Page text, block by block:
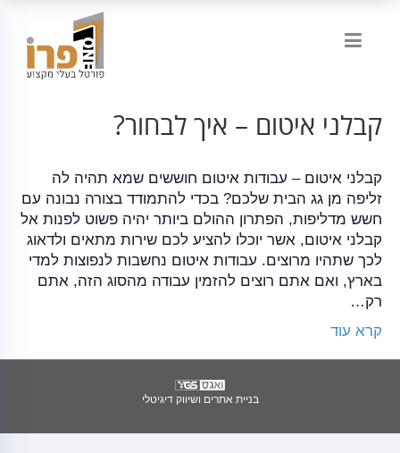
קבלני איטום – איך לבחור?
קבלני איטום – עבודות איטום חוששים שמא תהיה לה
זליפה מן גג הבית שלכם? בכדי להתמודד בצורה נבונה עם
חשש מדליפות, הפתרון ההולם ביותר יהיה פשוט לפנות אל
קבלני איטום, אשר יוכלו להציע לכם שירות מתאים ולדאוג
לכך שתהיו מרוצים. עבודות איטום נחשבות לנפוצות למדי
בארץ, ואם אתם רוצים להזמין עבודה מהסוג הזה, אתם
רק…
קרא עוד
בניית אתרים ושיווק דיגיטלי